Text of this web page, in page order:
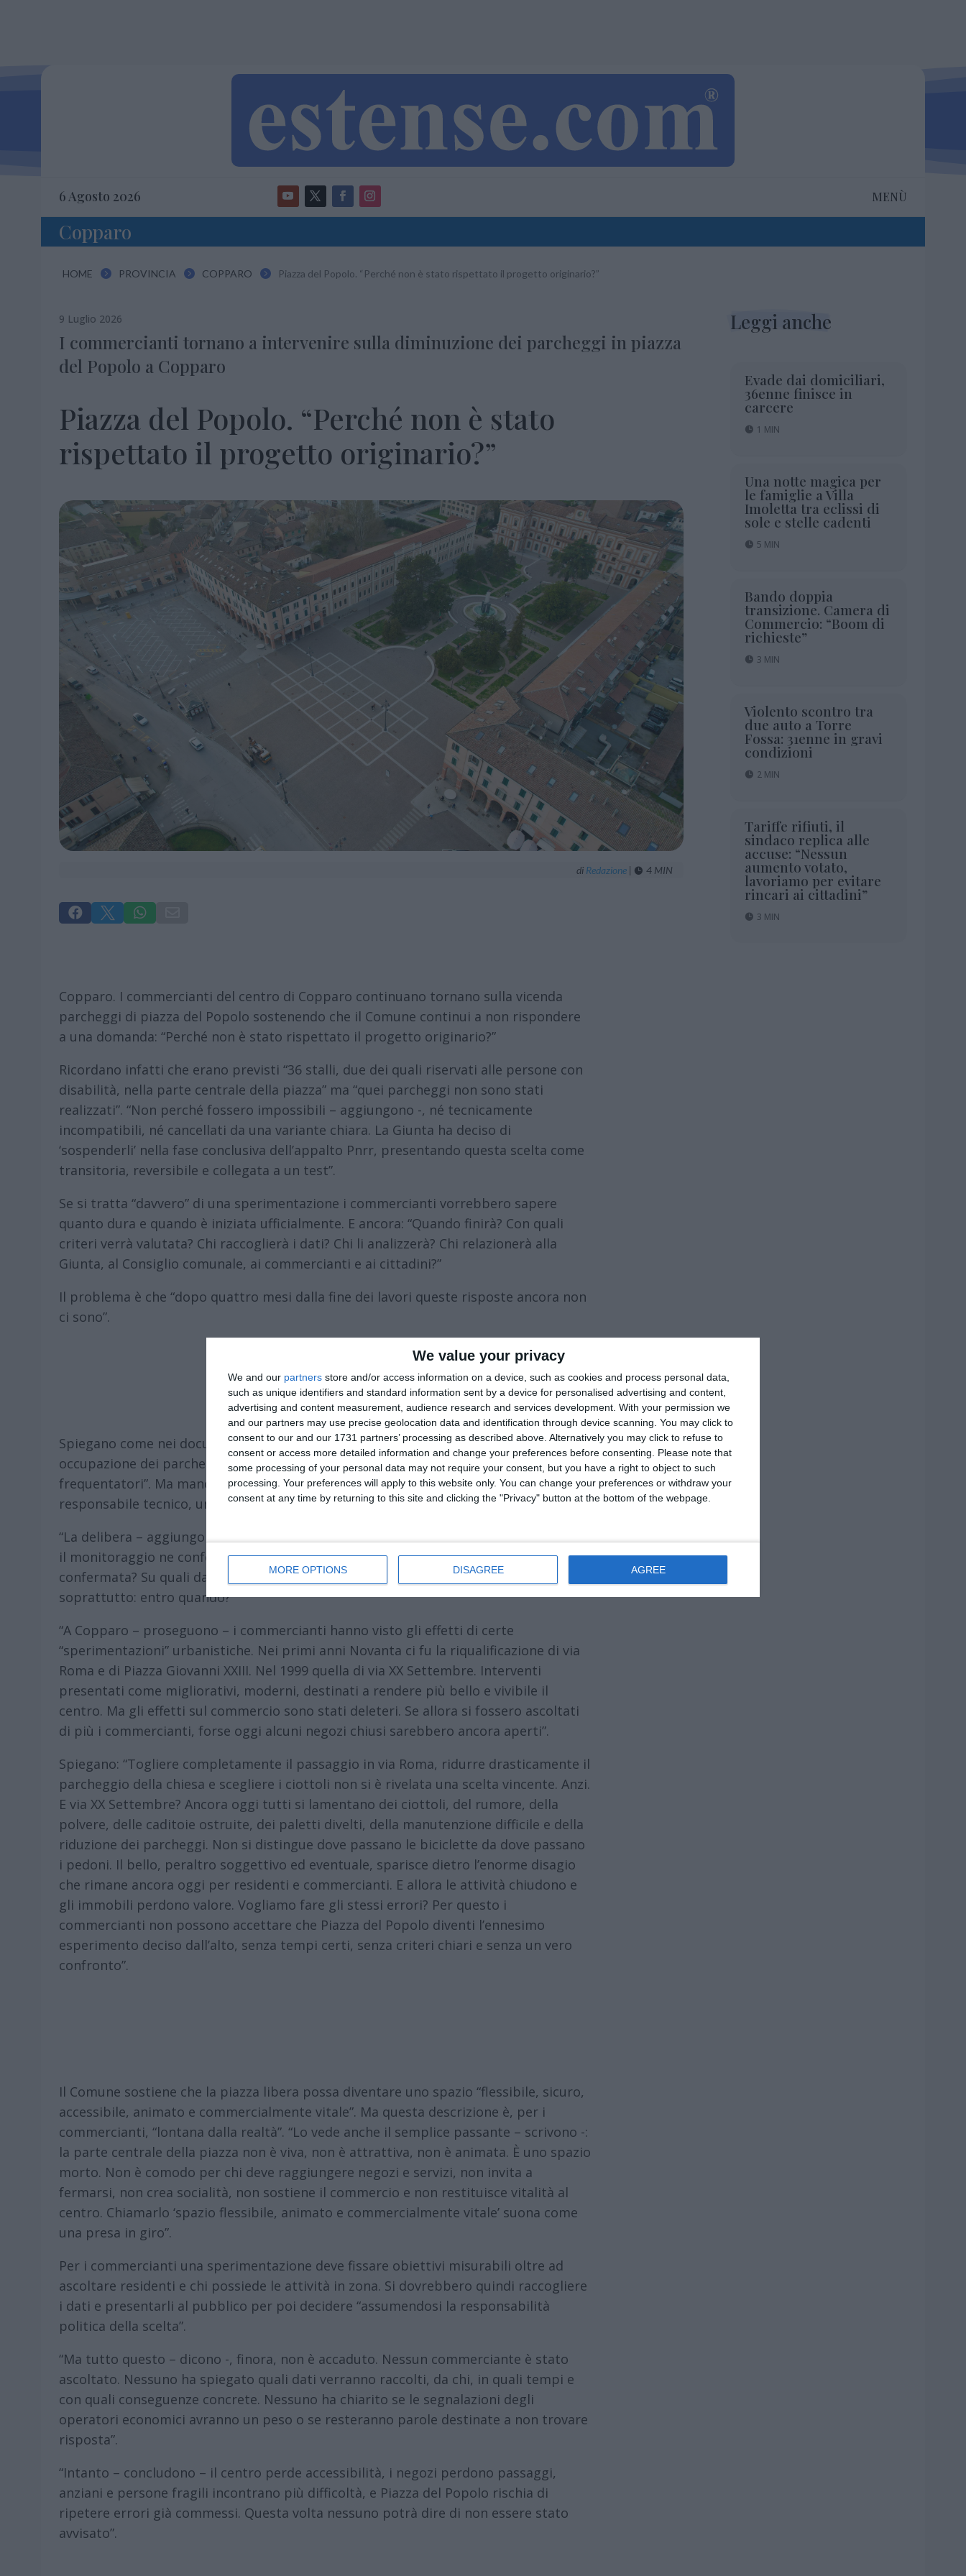
We value your privacy
We and our partners store and/or access information on a device, such as cookies and process personal data,
such as unique identifiers and standard information sent by a device for personalised advertising and content,
advertising and content measurement, audience research and services development. With your permission we
and our partners may use precise geolocation data and identification through device scanning. You may click to
consent to our and our 1731 partners’ processing as described above. Alternatively you may click to refuse to
consent or access more detailed information and change your preferences before consenting.
Please note that
some processing of your personal data may not require your consent, but you have a right to object to such
processing. Your preferences will apply to this website only. You can change your preferences or withdraw your
consent at any time by returning to this site and clicking the "Privacy" button at the bottom of the webpage.
MORE OPTIONS DISAGREE AGREE
6 Agosto 2026 MENÙ
Copparo
HOME  PROVINCIA  COPPARO  Piazza del Popolo. “Perché non è stato rispettato il progetto originario?”
9 Luglio 2026
I commercianti tornano a intervenire sulla diminuzione dei parcheggi in piazza
del Popolo a Copparo
Piazza del Popolo. “Perché non è stato
rispettato il progetto originario?”
di Redazione|  4 MIN
  
Leggi anche
Evade dai domiciliari,
36enne finisce in
carcere
1 MIN
Una notte magica per
le famiglie a Villa
Imoletta tra eclissi di
sole e stelle cadenti
5 MIN
Bando doppia
transizione. Camera di
Commercio: “Boom di
richieste”
3 MIN
Violento scontro tra
due auto a Torre
Fossa: 31enne in gravi
condizioni
2 MIN
Tariffe rifiuti, il
sindaco replica alle
accuse: “Nessun
aumento votato,
lavoriamo per evitare
rincari ai cittadini”
3 MIN
Copparo. I commercianti del centro di Copparo continuano tornano sulla vicenda
parcheggi di piazza del Popolo sostenendo che il Comune continui a non rispondere
a una domanda: “Perché non è stato rispettato il progetto originario?”
Ricordano infatti che erano previsti “36 stalli, due dei quali riservati alle persone con
disabilità, nella parte centrale della piazza” ma “quei parcheggi non sono stati
realizzati”. “Non perché fossero impossibili – aggiungono -, né tecnicamente
incompatibili, né cancellati da una variante chiara. La Giunta ha deciso di
‘sospenderli’ nella fase conclusiva dell’appalto Pnrr, presentando questa scelta come
transitoria, reversibile e collegata a un test”.
Se si tratta “davvero” di una sperimentazione i commercianti vorrebbero sapere
quanto dura e quando è iniziata ufficialmente. E ancora: “Quando finirà? Con quali
criteri verrà valutata? Chi raccoglierà i dati? Chi li analizzerà? Chi relazionerà alla
Giunta, al Consiglio comunale, ai commercianti e ai cittadini?”
Il problema è che “dopo quattro mesi dalla fine dei lavori queste risposte ancora non
ci sono”.
Spiegano come nei documenti si parli “di monitoraggio dei flussi pedonali e veicolari,
occupazione dei parcheggi laterali e indicazioni da raccogliere da esercenti e
frequentatori”. Ma mancherebbe l’essenziale: “Un calendario, un metodo, un
responsabile tecnico, un termine per una relazione pubblica”.
“La delibera – aggiungono – afferma che gli stalli potranno essere realizzati “qualora
il monitoraggio ne confermasse la necessità”. Ma chi decide se la necessità è
confermata? Su quali dati? Con quale coinvolgimento degli operatori economici? E
soprattutto: entro quando?”
“A Copparo – proseguono – i commercianti hanno visto gli effetti di certe
“sperimentazioni” urbanistiche. Nei primi anni Novanta ci fu la riqualificazione di via
Roma e di Piazza Giovanni XXIII. Nel 1999 quella di via XX Settembre. Interventi
presentati come migliorativi, moderni, destinati a rendere più bello e vivibile il
centro. Ma gli effetti sul commercio sono stati deleteri. Se allora si fossero ascoltati
di più i commercianti, forse oggi alcuni negozi chiusi sarebbero ancora aperti”.
Spiegano: “Togliere completamente il passaggio in via Roma, ridurre drasticamente il
parcheggio della chiesa e scegliere i ciottoli non si è rivelata una scelta vincente. Anzi.
E via XX Settembre? Ancora oggi tutti si lamentano dei ciottoli, del rumore, della
polvere, delle caditoie ostruite, dei paletti divelti, della manutenzione difficile e della
riduzione dei parcheggi. Non si distingue dove passano le biciclette da dove passano
i pedoni. Il bello, peraltro soggettivo ed eventuale, sparisce dietro l’enorme disagio
che rimane ancora oggi per residenti e commercianti. E allora le attività chiudono e
gli immobili perdono valore. Vogliamo fare gli stessi errori? Per questo i
commercianti non possono accettare che Piazza del Popolo diventi l’ennesimo
esperimento deciso dall’alto, senza tempi certi, senza criteri chiari e senza un vero
confronto”.
Il Comune sostiene che la piazza libera possa diventare uno spazio “flessibile, sicuro,
accessibile, animato e commercialmente vitale”. Ma questa descrizione è, per i
commercianti, “lontana dalla realtà”. “Lo vede anche il semplice passante – scrivono -:
la parte centrale della piazza non è viva, non è attrattiva, non è animata. È uno spazio
morto. Non è comodo per chi deve raggiungere negozi e servizi, non invita a
fermarsi, non crea socialità, non sostiene il commercio e non restituisce vitalità al
centro. Chiamarlo ‘spazio flessibile, animato e commercialmente vitale’ suona come
una presa in giro”.
Per i commercianti una sperimentazione deve fissare obiettivi misurabili oltre ad
ascoltare residenti e chi possiede le attività in zona. Si dovrebbero quindi raccogliere
i dati e presentarli al pubblico per poi decidere “assumendosi la responsabilità
politica della scelta”.
“Ma tutto questo – dicono -, finora, non è accaduto. Nessun commerciante è stato
ascoltato. Nessuno ha spiegato quali dati verranno raccolti, da chi, in quali tempi e
con quali conseguenze concrete. Nessuno ha chiarito se le segnalazioni degli
operatori economici avranno un peso o se resteranno parole destinate a non trovare
risposta”.
“Intanto – concludono – il centro perde accessibilità, i negozi perdono passaggi,
anziani e persone fragili incontrano più difficoltà, e Piazza del Popolo rischia di
ripetere errori già commessi. Questa volta nessuno potrà dire di non essere stato
avvisato”.